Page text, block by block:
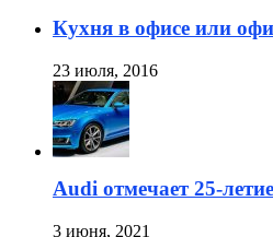
Кухня в офисе или
23 июля, 2016
Audi отмечает 25-
3 июня, 2021